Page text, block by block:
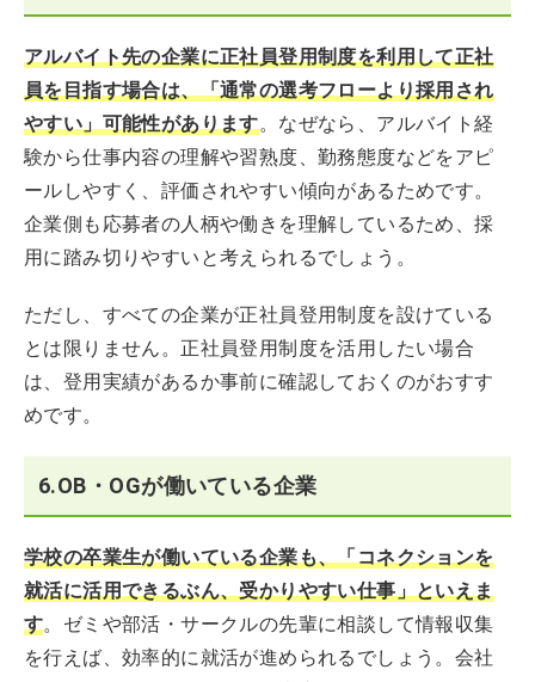
アルバイト先の企業に正社員登用制度を利用して正社
員を目指す場合は、「通常の選考フローより採用され
やすい」可能性があります。なぜなら、アルバイト経
験から仕事内容の理解や習熟度、勤務態度などをアピ
ールしやすく、評価されやすい傾向があるためです。
企業側も応募者の人柄や働きを理解しているため、採
用に踏み切りやすいと考えられるでしょう。
ただし、すべての企業が正社員登用制度を設けている
とは限りません。正社員登用制度を活用したい場合
は、登用実績があるか事前に確認しておくのがおすす
めです。
6.OB・OGが働いている企業
学校の卒業生が働いている企業も、「コネクションを
就活に活用できるぶん、受かりやすい仕事」といえま
す。ゼミや部活・サークルの先輩に相談して情報収集
を行えば、効率的に就活が進められるでしょう。会社